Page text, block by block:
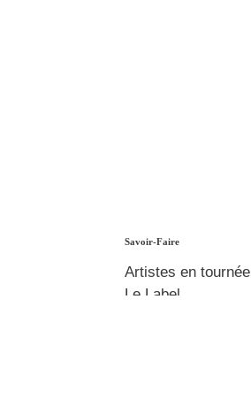
Savoir-Faire
Artistes en tournée
Le Label